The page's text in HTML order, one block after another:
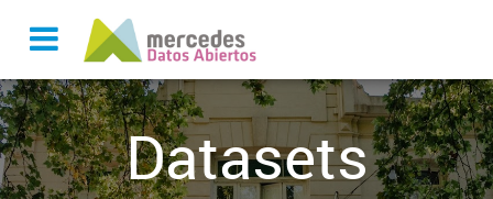
Datasets